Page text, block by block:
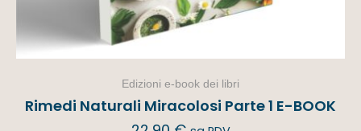
Edizioni e-book dei libri
Rimedi Naturali Miracolosi Parte 1 E-BOOK